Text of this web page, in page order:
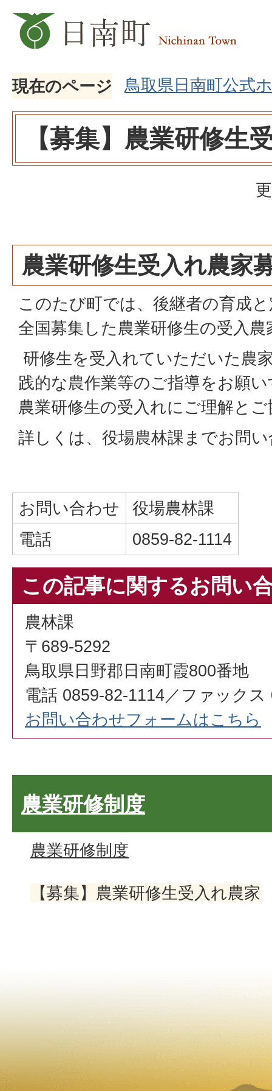
現在のページ 鳥取県日南町公式
【募集】農業研修生
農業研修生受入れ農家
このたび町では、後継者の育成
全国募集した農業研修生の受入
研修生を受入れていただいた農
践的な農作業等のご指導をお願
農業研修生の受入れにご理解と
詳しくは、役場農林課までお問
お問い合わせ
役場農林課
電話
0859-82-1114
この記事に関するお問い
農林課
〒689-5292
鳥取県日野郡日南町霞800番地
電話 0859-82-1114／ファックス
お問い合わせフォームはこちら
農業研修制度
農業研修制度
【募集】農業研修生受入れ農家